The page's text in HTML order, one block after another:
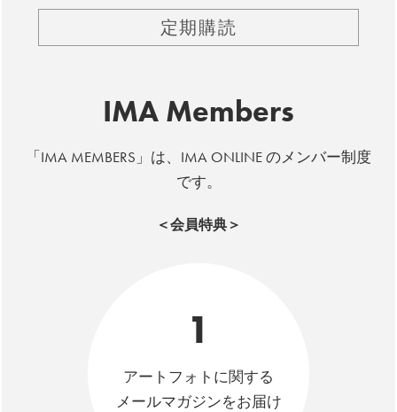
定期購読
IMA Members
「IMA MEMBERS」は、IMA ONLINE のメンバー制度
です。
＜会員特典＞
1
アートフォトに関する
メールマガジンをお届け